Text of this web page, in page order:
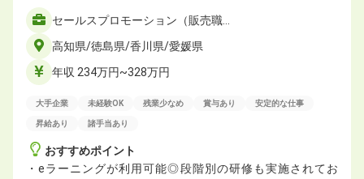
セールスプロモーション（販売職…
高知県/徳島県/香川県/愛媛県
年収 234万円~328万円
大手企業 未経験OK 残業少なめ 賞与あり 安定的な仕事
昇給あり 諸手当あり
おすすめポイント
・eラーニングが利用可能◎段階別の研修も実施されてお